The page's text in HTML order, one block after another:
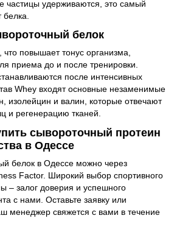
частицы удерживаются, это самый
белок
повышает тонус организма,
приема до и после тренировки.
после интенсивных
Whey входят основные незаменимые
изолейцин и валин, которые отвечают
и регенерацию тканей.
сывороточный протеин
в Одессе
белок в Одессе можно через
Factor. Широкий выбор спортивного
– залог доверия и успешного
с нами. Оставьте заявку или
менеджер свяжется с вами в течение